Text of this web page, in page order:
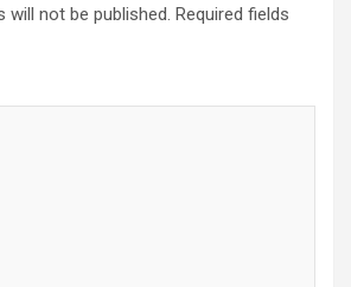
will not be published. Required fields